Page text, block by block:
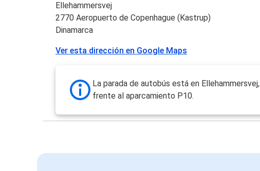
Ellehammersvej
2770 Aeropuerto de Copenhague (Kastrup)
Dinamarca
Ver esta dirección en Google Maps
La parada de autobús está en Ellehammersvej,
frente al aparcamiento P10.